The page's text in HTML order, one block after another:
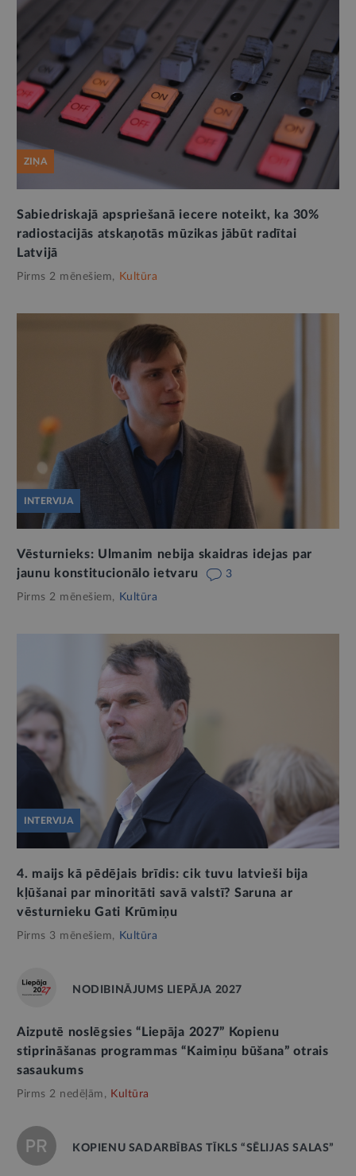
ZIŅA
Sabiedriskajā apspriešanā iecere noteikt, ka 30%
radiostacijās atskaņotās mūzikas jābūt radītai
Latvijā
Pirms 2 mēnešiem, Kultūra
INTERVIJA
Vēsturnieks: Ulmanim nebija skaidras idejas par
jaunu konstitucionālo ietvaru
3
Pirms 2 mēnešiem, Kultūra
INTERVIJA
4. maijs kā pēdējais brīdis: cik tuvu latvieši bija
kļūšanai par minoritāti savā valstī? Saruna ar
vēsturnieku Gati Krūmiņu
Pirms 3 mēnešiem, Kultūra
NODIBINĀJUMS LIEPĀJA 2027
Aizputē noslēgsies “Liepāja 2027” Kopienu
stiprināšanas programmas “Kaimiņu būšana” otrais
sasaukums
Pirms 2 nedēļām, Kultūra
KOPIENU SADARBĪBAS TĪKLS “SĒLIJAS SALAS”